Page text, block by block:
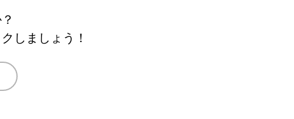
しましょう！